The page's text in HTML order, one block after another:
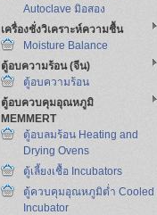
Autoclave มิอสอง
เครื่องชั่งวิเคราะห์ความชื้น
Moisture Balance
ตู้อบความร้อน (จีน)
ตู้อบความร้อน
ตู้อบควบคุมอุณหภูมิ
MEMMERT
ตู้อบลมร้อน Heating and
Drying Ovens
ตู้เลี้ยงเชื้อ Incubators
ตู้ควบคุมอุณหภูมิต่ำ Cooled
Incubator